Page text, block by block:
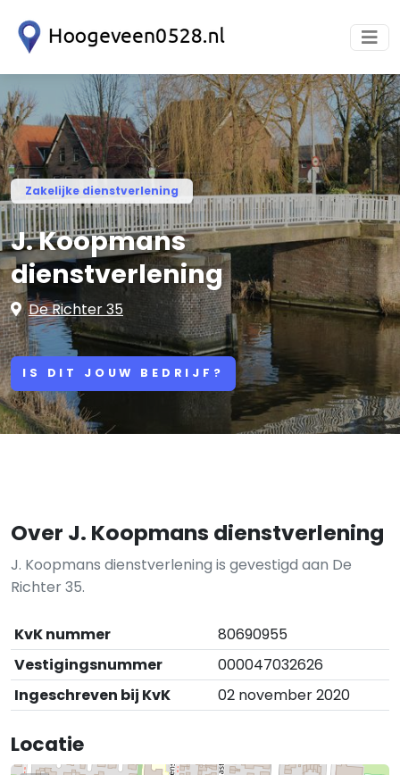
Zakelijke dienstverlening
J. Koopmans
dienstverlening
De Richter 35
IS DIT JOUW BEDRIJF?
Over J. Koopmans dienstverlening
J. Koopmans dienstverlening is gevestigd aan De
Richter 35.
KvK nummer
80690955
Vestigingsnummer
000047032626
Ingeschreven bij KvK
02 november 2020
Locatie